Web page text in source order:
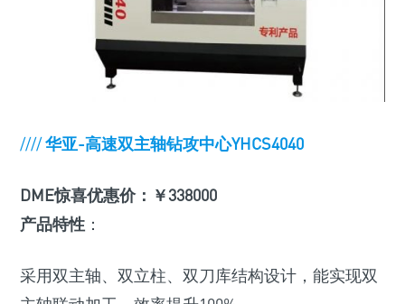
////华亚-高速双主轴钻攻中心YHCS4040
DME惊喜优惠价：￥338000
产品特性 ：
采用双主轴、双立柱、双刀库结构设计，能实现双